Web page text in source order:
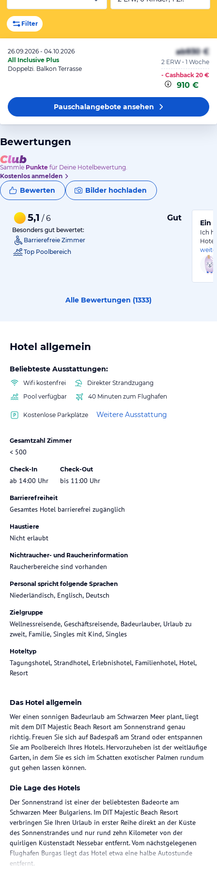
Filter
26.09.2026 - 04.10.2026
All Inclusive Plus
Doppelzi. Balkon Terrasse
ab930 €
2 ERW • 1 Woche
- Cashback 20 €
910 €
Pauschalangeboteansehen
Bewertungen
Sammle Punkte für Deine Hotelbewertung.
Kostenlos anmelden
Bewerten Bilder hochladen
5,1 / 6 Gut
Besonders gut bewertet:
Barrierefreie Zimmer
Top Poolbereich
Ein
Ich
Alle Bewertungen (1333)
Hotel allgemein
Beliebteste Ausstattungen:
Wifi kostenfrei
Direkter Strandzugang
Pool verfügbar
40 Minuten zum Flughafen
Kostenlose Parkplätze Weitere Ausstattung
Gesamtzahl Zimmer
< 500
Check-In
ab 14:00 Uhr
Check-Out
bis 11:00 Uhr
Barrierefreiheit
Gesamtes Hotel barrierefrei zugänglich
Haustiere
Nicht erlaubt
Nichtraucher- und Raucherinformation
Raucherbereiche sind vorhanden
Personal spricht folgende Sprachen
Niederländisch, Englisch, Deutsch
Zielgruppe
Wellnessreisende, Geschäftsreisende, Badeurlauber, Urlaub zu
zweit, Familie, Singles mit Kind, Singles
Hoteltyp
Tagungshotel, Strandhotel, Erlebnishotel, Familienhotel, Hotel,
Resort
Das Hotel allgemein
Wer einen sonnigen Badeurlaub am Schwarzen Meer plant, liegt
mit dem DIT Majestic Beach Resort am Sonnenstrand genau
richtig. Freuen Sie sich auf Badespaß am Strand oder entspannen
Sie am Poolbereich Ihres Hotels. Hervorzuheben ist der weitläufige
Garten, in dem Sie es sich im Schatten exotischer Palmen rundum
gut gehen lassen können.
Die Lage des Hotels
Der Sonnenstrand ist einer der beliebtesten Badeorte am
Schwarzen Meer Bulgariens. Im DIT Majestic Beach Resort
verbringen Sie Ihren Urlaub in erster Reihe direkt an der Küste
des Sonnenstrandes und nur rund zehn Kilometer von der
quirligen Küstenstadt Nessebar entfernt. Vom nächstgelegenen
Flughafen Burgas liegt das Hotel etwa eine halbe Autostunde
entfernt.